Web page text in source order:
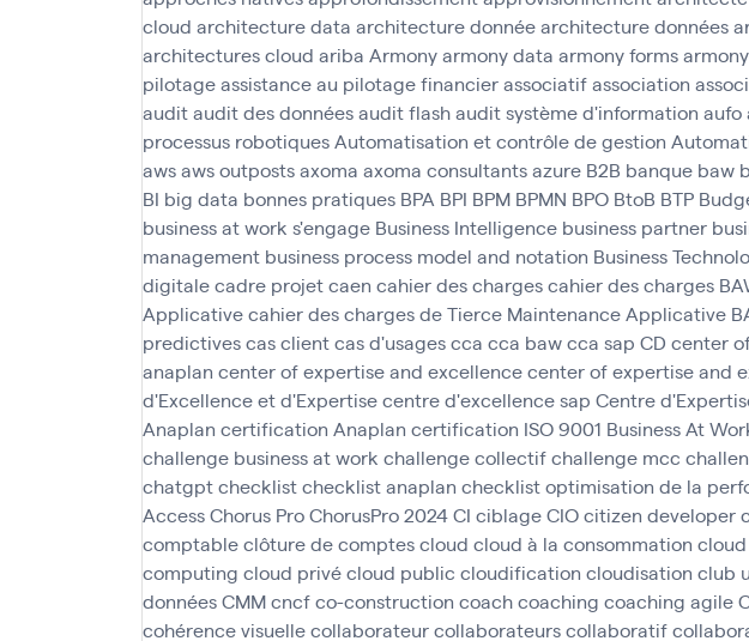
cloud architecture data architecture donnéearchitecture données
architectures cloud ariba Armonyarmony data armony forms
pilotageassistance au pilotage financierassociatifassociation
auditaudit des donnéesaudit flashaudit système d'information aufo
processus robotiquesAutomatisation et contrôle de gestion
awsaws outpostsaxoma axoma consultantsazure B2B banque baw
BI big data bonnes pratiques BPA BPI BPM BPMN BPO BtoB BTP
business at work s'engage Business Intelligence business partner
management business process model and notation Business
digitalecadre projetcaen cahier des chargescahier des charges
Applicativecahier des charges de Tierce Maintenance Applicative
predictivescas clientcas d'usagescca cca bawcca sap CD center
anaplan center of expertise and excellencecenter of expertise and
d'Excellence et d'Expertisecentre d'excellence sap Centre
Anaplan certification Anaplan certification ISO 9001 Business At
challenge business at work challenge collectifchallenge mcc
chatgptchecklistchecklist anaplan checklist optimisation de la
AccessChorus ProChorusPro 2024CI ciblageCIOcitizen developer
comptableclôture de comptescloud cloud à la consommation
computing cloud privécloud public cloudification cloudisation club
donnéesCMMcncfco-construction coachcoaching coaching agile
cohérence visuellecollaborateurcollaborateurscollaboratif